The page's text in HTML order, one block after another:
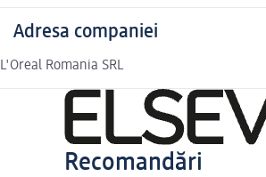
Adresa companiei
L'Oreal Romania SRL
Recomandări